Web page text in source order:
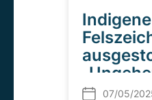
07/05/